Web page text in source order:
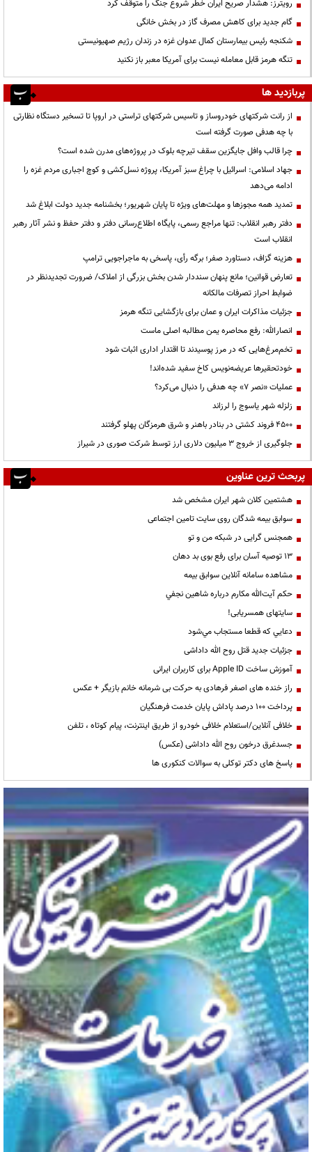
رویترز: هشدار صریح ایران خطر شروع جنگ را متوقف کرد
گام جدید برای کاهش مصرف گاز در بخش خانگی
شکنجه رئیس بیمارستان کمال عدوان غزه در زندان رژیم صهیونیستی
تنگه هرمز قابل معامله نیست برای آمریکا معبر باز نکنید
پربازدید ها
از رانت‌ شرکتهای خودروساز و تاسیس شرکتهای تراستی در اروپا تا تسخیر دستگاه نظارتی
با چه هدفی صورت گرفته است
چرا قالب وافل جایگزین سقف تیرچه بلوک در پروژه‌های مدرن شده است؟
جهاد اسلامی: اسرائیل با چراغ سبز آمریکا، پروژه نسل‌کشی و کوچ اجباری مردم غزه را
ادامه می‌دهد
تمدید همه مجوزها و مهلت‌های ویژه تا پایان شهریور؛ بخشنامه جدید دولت ابلاغ شد
دفتر رهبر انقلاب: تنها مراجع رسمی، پایگاه اطلاع‌رسانی دفتر و دفتر حفظ و نشر آثار رهبر
انقلاب است
هزینه گزاف، دستاورد صفر؛ برگه رأی، پاسخی به ماجراجویی ترامپ
تعارض قوانین؛ مانع پنهان سنددار شدن بخش بزرگی از املاک/ ضرورت تجدیدنظر در
ضوابط احراز تصرفات مالکانه
جزئیات مذاکرات ایران و عمان برای بازگشایی تنگه هرمز
انصارالله: رفع محاصره یمن مطالبه اصلی ماست
تخم‌مرغ‌هایی که در مرز پوسیدند تا اقتدار اداری اثبات شود
خودتحقیرها عریضه‌نویس کاخ سفید شده‌اند!
عملیات «نصر ۷» چه هدفی را دنبال می‌کرد؟
زلزله شهر یاسوج را لرزاند
۴۵۰۰ فروند کشتی در بنادر باهنر و شرق هرمزگان پهلو گرفتند
جلوگیری از خروج ۳ میلیون دلاری ارز توسط شرکت صوری در شیراز
پربحث ترین عناوین
هشتمین کلان شهر ایران مشخص شد
سوابق بیمه شدگان روی سایت تامین اجتماعی
همجنس گرایی در شبکه من و تو
13 توصیه آسان برای رفع بوی بد دهان
مشاهده سامانه آنلاين سوابق بیمه
حكم آيت‌الله مكارم درباره شاهين نجفي
سایتهای همسریابی!
دعايي كه قطعا مستجاب مي‌شود
جزئیات جدید قتل روح الله داداشی
آموزش ساخت Apple ID برای کاربران ایرانی
راز خنده های اصغر فرهادی به حرکت بی شرمانه خانم بازیگر + عکس
پرداخت ۱۰۰ درصد پاداش پایان خدمت فرهنگیان
خلافی آنلاین/استعلام خلافی خودرو از طریق اینترنت، پیام کوتاه ، تلفن
جسدغرق درخون روح الله داداشی (عکس)
پاسخ های دکتر توکلی به سوالات کنکوری ها